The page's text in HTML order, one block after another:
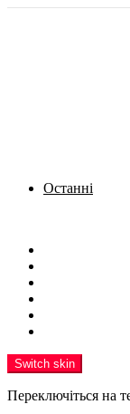
Останні
Switch skin
Переключіться на